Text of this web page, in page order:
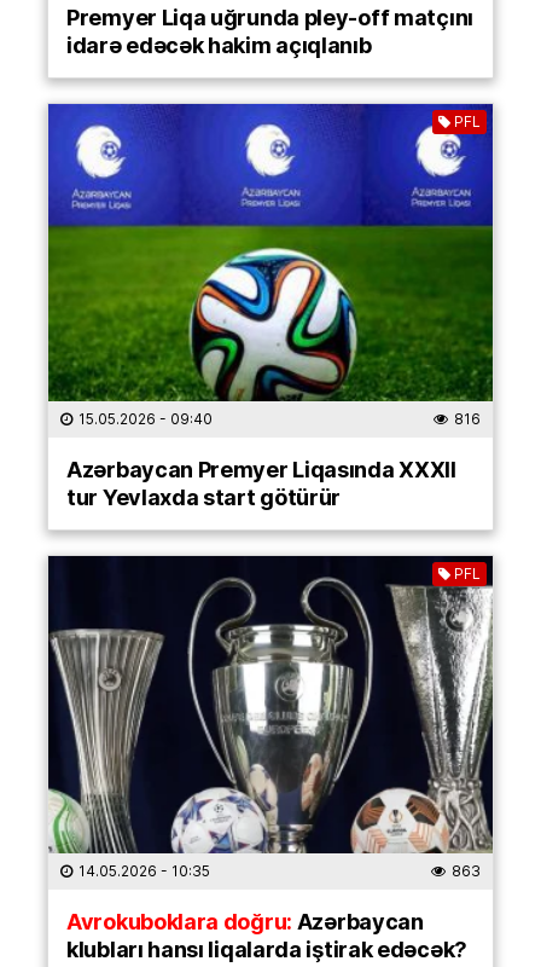
Premyer Liqa uğrunda pley-off matçını
idarə edəcək hakim açıqlanıb
PFL
15.05.2026 - 09:40 816
Azərbaycan Premyer Liqasında XXXII
tur Yevlaxda start götürür
PFL
14.05.2026 - 10:35 863
Avrokuboklara doğru:Azərbaycan
klubları hansı liqalarda iştirak edəcək?